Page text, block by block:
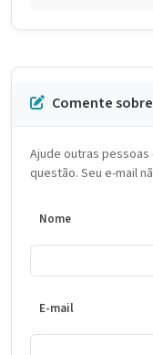
Comente
Ajude outras
questão. Seu e-mail
Nome
E-mail